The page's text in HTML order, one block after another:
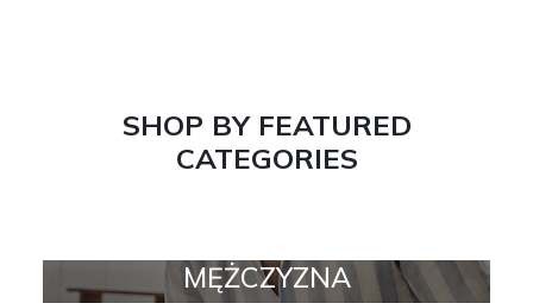
SHOP BY FEATURED
CATEGORIES
MĘŻCZYZNA